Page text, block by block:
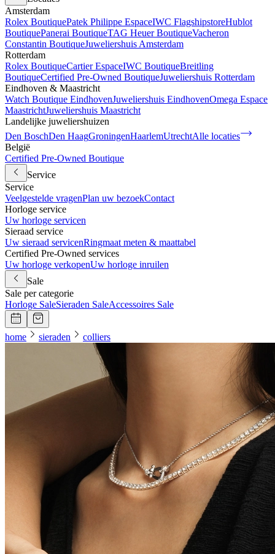
Amsterdam
Rolex BoutiquePatek Philippe EspaceIWC FlagshipstoreHublot
BoutiquePanerai BoutiqueTAG Heuer BoutiqueVacheron
Constantin BoutiqueJuweliershuis Amsterdam
Rotterdam
Rolex BoutiqueCartier EspaceIWC BoutiqueBreitling
BoutiqueCertified Pre-Owned BoutiqueJuweliershuis Rotterdam
Eindhoven & Maastricht
Watch Boutique EindhovenJuweliershuis EindhovenOmega Espace
MaastrichtJuweliershuis Maastricht
Landelijke juweliershuizen
Den BoschDen HaagGroningenHaarlemUtrechtAlle locaties
België
Certified Pre-Owned Boutique
Service
Service
Veelgestelde vragenPlan uw bezoekContact
Horloge service
Uw horloge servicen
Sieraad service
Uw sieraad servicenRingmaat meten & maattabel
Certified Pre-Owned services
Uw horloge verkopenUw horloge inruilen
Sale
Sale per categorie
Horloge SaleSieraden SaleAccessoires Sale
home sieraden colliers